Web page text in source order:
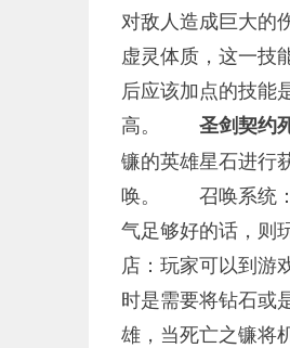
对敌人造成巨大
虚灵体质，这一
后应该加点的技能
高。
圣剑契约死
镰的英雄星石进行
唤。 召唤系统：
气足够好的话，
店：玩家可以到游
时是需要将钻石
雄，当死亡之镰将